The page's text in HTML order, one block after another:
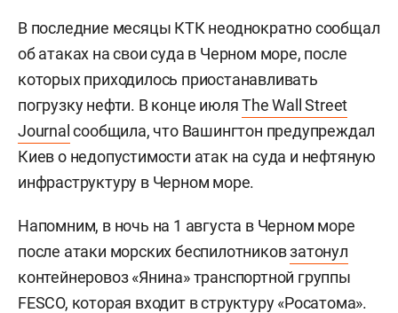
В последние месяцы КТК неоднократно сообщал
об атаках на свои суда в Черном море, после
которых приходилось приостанавливать
погрузку нефти. В конце июляThe Wall Street
Journal сообщила, что Вашингтон предупреждал
Киев о недопустимости атак на суда и нефтяную
инфраструктуру в Черном море.
Напомним, в ночь на 1 августа в Черном море
после атаки морских беспилотниковзатонул
контейнеровоз «Янина» транспортной группы
FESCO, которая входит в структуру «Росатома».